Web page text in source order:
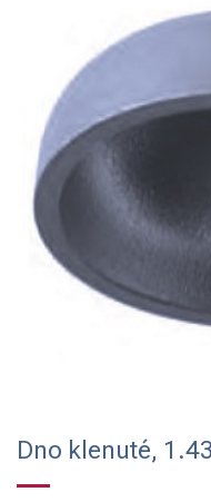
Dno klenuté,